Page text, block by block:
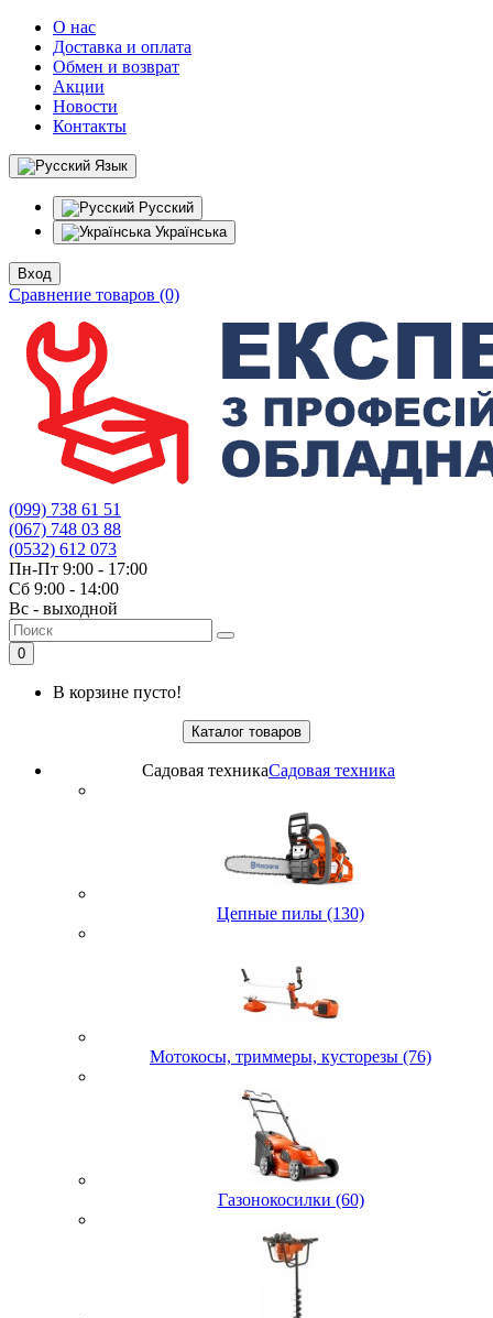
О нас
Доставка и оплата
Обмен и возврат
Акции
Новости
Контакты
Язык
Русский
Українська
Вход
Сравнение товаров (0)
(099) 738 61 51
(067) 748 03 88
(0532) 612 073
Пн-Пт 9:00 - 17:00
Сб 9:00 - 14:00
Вс - выходной
0
В корзине пусто!
Каталог товаров
Садовая техникаСадовая техника
Цепные пилы (130)
Мотокосы, триммеры, кусторезы (76)
Газонокосилки (60)